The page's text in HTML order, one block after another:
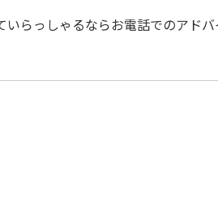
らっしゃるならお電話でのアド